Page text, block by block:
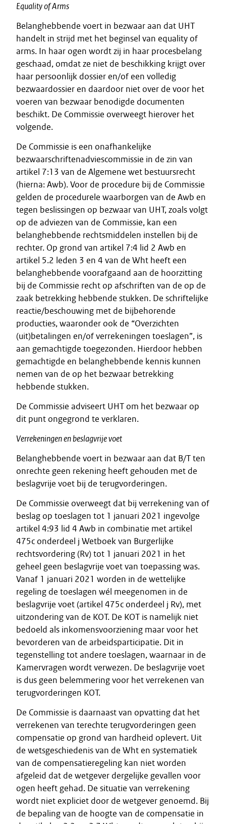
Equality of Arms
Belanghebbende voert in bezwaar aan dat UHT
handelt in strijd met het beginsel van equality of
arms. In haar ogen wordt zij in haar procesbelang
geschaad, omdat ze niet de beschikking krijgt over
haar persoonlijk dossier en/of een volledig
bezwaardossier en daardoor niet over de voor het
voeren van bezwaar benodigde documenten
beschikt. De Commissie overweegt hierover het
volgende.
De Commissie is een onafhankelijke
bezwaarschriftenadviescommissie in de zin van
artikel 7:13 van de Algemene wet bestuursrecht
(hierna: Awb). Voor de procedure bij de Commissie
gelden de procedurele waarborgen van de Awb en
tegen beslissingen op bezwaar van UHT, zoals volgt
op de adviezen van de Commissie, kan een
belanghebbende rechtsmiddelen instellen bij de
rechter. Op grond van artikel 7:4 lid 2 Awb en
artikel 5.2 leden 3 en 4 van de Wht heeft een
belanghebbende voorafgaand aan de hoorzitting
bij de Commissie recht op afschriften van de op de
zaak betrekking hebbende stukken. De schriftelijke
reactie/beschouwing met de bijbehorende
producties, waaronder ook de “Overzichten
(uit)betalingen en/of verrekeningen toeslagen”, is
aan gemachtigde toegezonden. Hierdoor hebben
gemachtigde en belanghebbende kennis kunnen
nemen van de op het bezwaar betrekking
hebbende stukken.
De Commissie adviseert UHT om het bezwaar op
dit punt ongegrond te verklaren.
Verrekeningen en beslagvrije voet
Belanghebbende voert in bezwaar aan dat B/T ten
onrechte geen rekening heeft gehouden met de
beslagvrije voet bij de terugvorderingen.
De Commissie overweegt dat bij verrekening van of
beslag op toeslagen tot 1 januari 2021 ingevolge
artikel 4:93 lid 4 Awb in combinatie met artikel
475c onderdeel j Wetboek van Burgerlijke
rechtsvordering (Rv) tot 1 januari 2021 in het
geheel geen beslagvrije voet van toepassing was.
Vanaf 1 januari 2021 worden in de wettelijke
regeling de toeslagen wél meegenomen in de
beslagvrije voet (artikel 475c onderdeel j Rv), met
uitzondering van de KOT. De KOT is namelijk niet
bedoeld als inkomensvoorziening maar voor het
bevorderen van de arbeidsparticipatie. Dit in
tegenstelling tot andere toeslagen, waarnaar in de
Kamervragen wordt verwezen. De beslagvrije voet
is dus geen belemmering voor het verrekenen van
terugvorderingen KOT.
De Commissie is daarnaast van opvatting dat het
verrekenen van terechte terugvorderingen geen
compensatie op grond van hardheid oplevert. Uit
de wetsgeschiedenis van de Wht en systematiek
van de compensatieregeling kan niet worden
afgeleid dat de wetgever dergelijke gevallen voor
ogen heeft gehad. De situatie van verrekening
wordt niet expliciet door de wetgever genoemd. Bij
de bepaling van de hoogte van de compensatie in